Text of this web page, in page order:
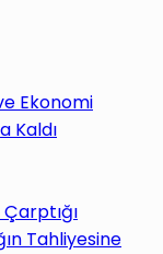
Ekonomi
Kaldı
Tahliyesine